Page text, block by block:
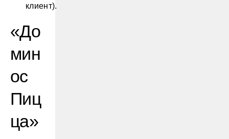
клиент).
«До
мин
ос
Пиц
ца»